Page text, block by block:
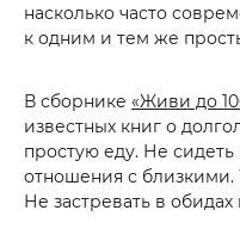
насколько часто
к одним и тем же
В сборнике «Живи до
известных книг о
простую еду. Не
отношения с близкими.
Не застревать в обидах